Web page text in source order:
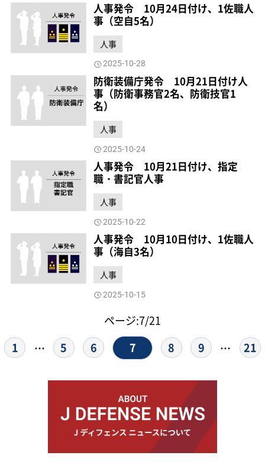
人事発令 10月24日付け、1佐職人
事（空自5名）
人事
2025-10-28
防衛装備庁発令 10月21日付け人
事（防衛事務官2名、防衛技官1
名）
人事
2025-10-24
人事発令 10月21日付け、指定
職・書記官人事
人事
2025-10-22
人事発令 10月10日付け、1佐職人
事（海自3名）
人事
2025-10-15
ページ:7/21
1
… 5 6 7 8 9 … 21